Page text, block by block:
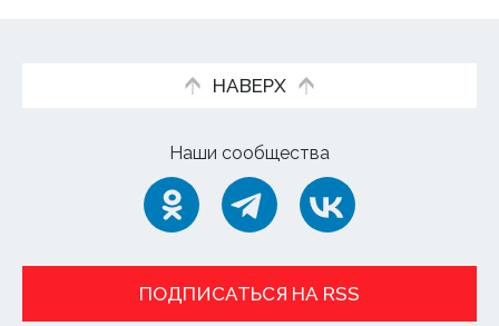
НАВЕРХ
Наши сообщества
ПОДПИСАТЬСЯ НА RSS